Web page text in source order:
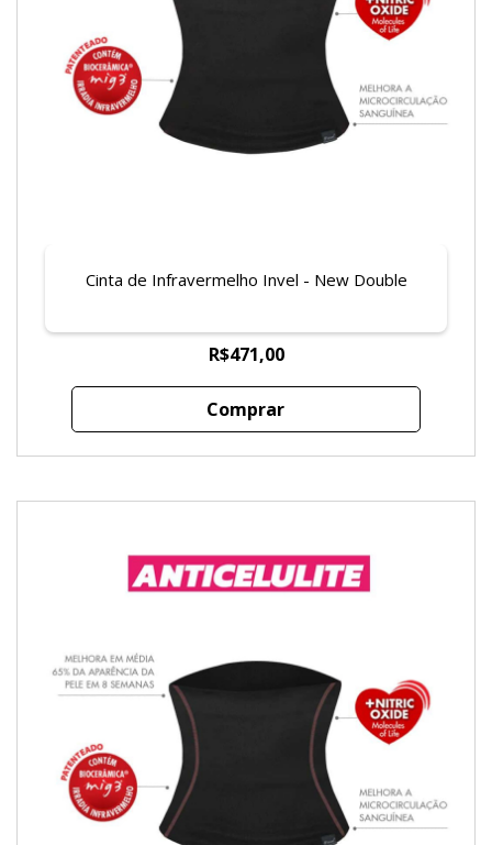
Cinta de Infravermelho Invel - New Double
R$471,00
Comprar